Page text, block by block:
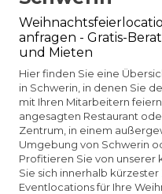
anfragen - Gratis-
und Mieten
Hier finden Sie eine
in Schwerin, in denen Sie
mit Ihren Mitarbeitern
angesagten Restaurant
Zentrum, in einem
Umgebung von Schwerin
Profitieren Sie von unserer
Sie sich innerhalb
Eventlocations für Ihre